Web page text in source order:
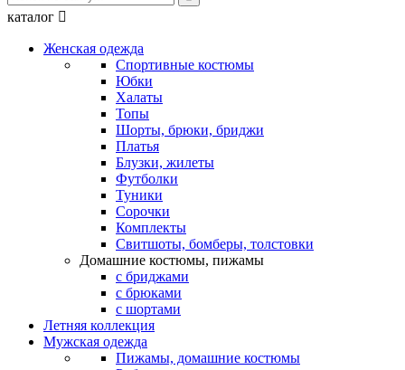
каталог 
Женская одежда
Спортивные костюмы
Юбки
Халаты
Топы
Шорты, брюки, бриджи
Платья
Блузки, жилеты
Футболки
Туники
Сорочки
Комплекты
Свитшоты, бомберы, толстовки
Домашние костюмы, пижамы
с бриджами
с брюками
с шортами
Летняя коллекция
Мужская одежда
Пижамы, домашние костюмы